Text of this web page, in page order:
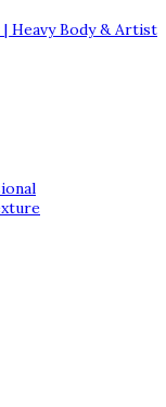
| Heavy Body & Artist